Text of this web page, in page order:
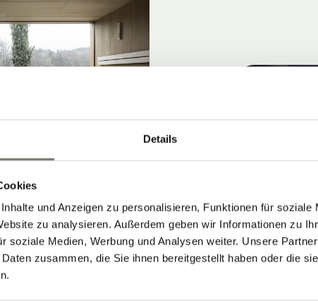
Details
und Anzeigen zu personalisieren, Funktionen für soziale
zu analysieren. Außerdem geben wir Informationen zu
soziale Medien, Werbung und Analysen weiter. Unsere
zusammen, die Sie ihnen bereitgestellt haben oder die